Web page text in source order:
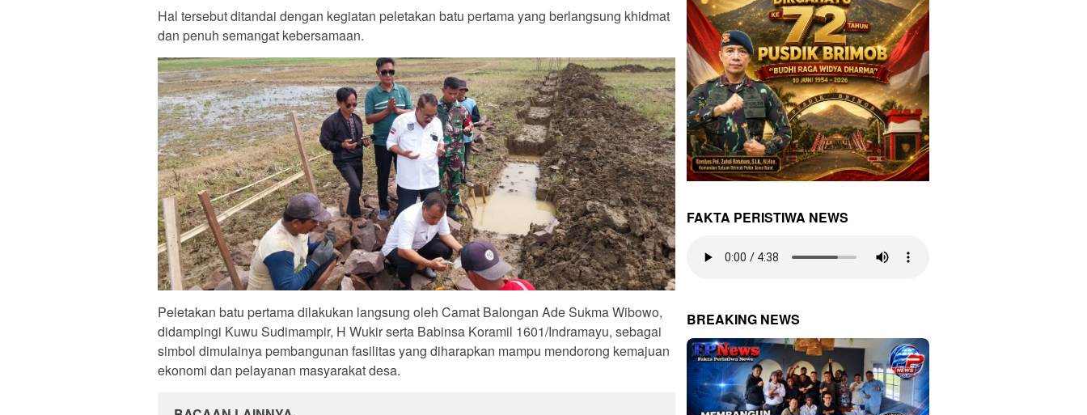
Hal tersebut ditandai dengan kegiatan peletakan batu pertama yang berlangsung khidmat
dan penuh semangat kebersamaan.
Peletakan batu pertama dilakukan langsung oleh Camat Balongan Ade Sukma Wibowo,
didampingi Kuwu Sudimampir, H Wukir serta Babinsa Koramil 1601/Indramayu, sebagai
simbol dimulainya pembangunan fasilitas yang diharapkan mampu mendorong kemajuan
ekonomi dan pelayanan masyarakat desa.
FAKTA PERISTIWA NEWS
BREAKING NEWS